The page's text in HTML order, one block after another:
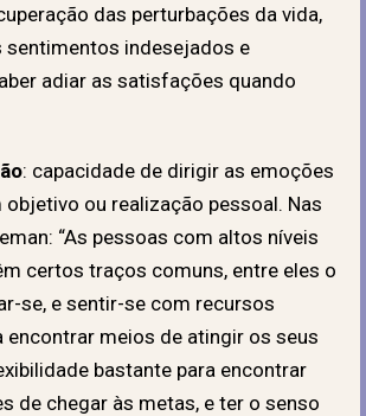
das perturbações da vida,
sentimentos indesejados e
adiar as satisfações quando
: capacidade de dirigir as emoções
objetivo ou realização pessoal. Nas
“As pessoas com altos níveis
certos traços comuns, entre eles o
se, e sentir-se com recursos
encontrar meios de atingir os seus
bastante para encontrar
de chegar às metas, e ter o senso